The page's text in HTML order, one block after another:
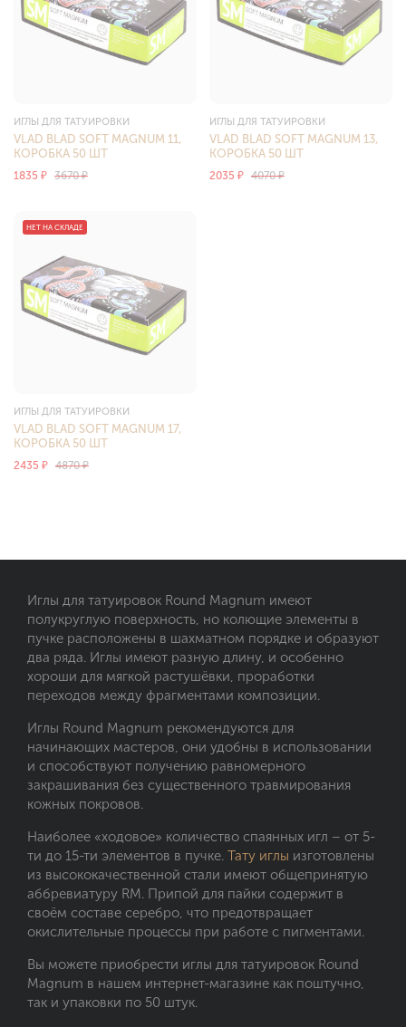
ИГЛЫ ДЛЯ ТАТУИРОВКИ
VLAD BLAD SOFT MAGNUM 11,
КОРОБКА 50 ШТ
1835 ₽ 3670₽
ИГЛЫ ДЛЯ ТАТУИРОВКИ
VLAD BLAD SOFT MAGNUM 13,
КОРОБКА 50 ШТ
2035 ₽ 4070₽
ИГЛЫ ДЛЯ ТАТУИРОВКИ
VLAD BLAD SOFT MAGNUM 17,
КОРОБКА 50 ШТ
2435 ₽ 4870₽
НЕТ НА СКЛАДЕ
Иглы для татуировок Round Magnum имеют
полукруглую поверхность, но колющие элементы в
пучке расположены в шахматном порядке и образуют
два ряда. Иглы имеют разную длину, и особенно
хороши для мягкой растушёвки, проработки
переходов между фрагментами композиции.
Иглы Round Magnum рекомендуются для
начинающих мастеров, они удобны в использовании
и способствуют получению равномерного
закрашивания без существенного травмирования
кожных покровов.
Наиболее «ходовое» количество спаянных игл – от 5-
ти до 15-ти элементов в пучке. Тату иглы изготовлены
из высококачественной стали имеют общепринятую
аббревиатуру RM. Припой для пайки содержит в
своём составе серебро, что предотвращает
окислительные процессы при работе с пигментами.
Вы можете приобрести иглы для татуировок Round
Magnum в нашем интернет-магазине как поштучно,
так и упаковки по 50 штук.